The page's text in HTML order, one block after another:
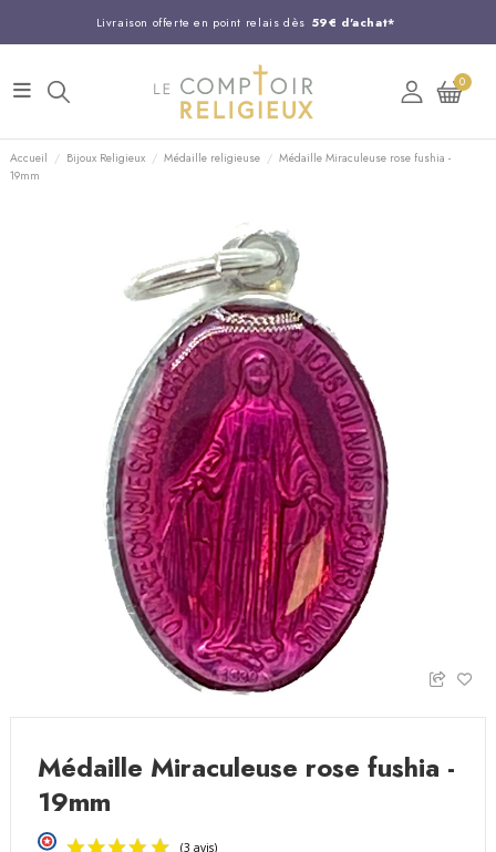
Livraison offerte en point relais dès 59€ d'achat*
Entreprise Française familiale
Support client disponible au 03 20 24 74 15
Commandez avant 14H, expédition le jour même !
0
Accueil Bijoux Religieux Médaille religieuse
Médaille Miraculeuse rose fushia -
19mm
Médaille Miraculeuse rose fushia -
19mm